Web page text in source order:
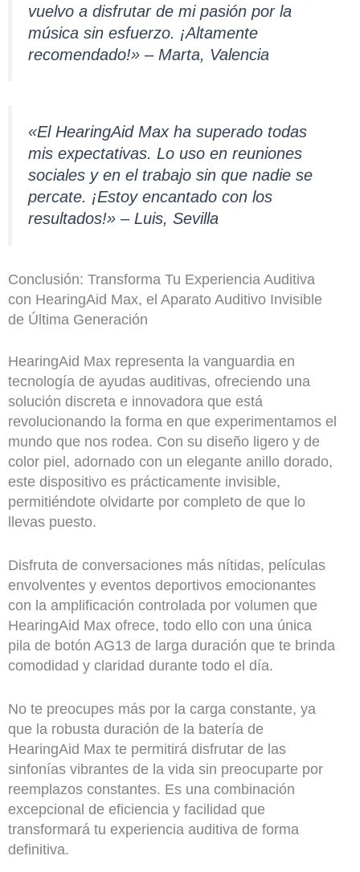
vuelvo a disfrutar de mi pasión por la
música sin esfuerzo. ¡Altamente
recomendado!» – Marta, Valencia
«El HearingAid Max ha superado todas
mis expectativas. Lo uso en reuniones
sociales y en el trabajo sin que nadie se
percate. ¡Estoy encantado con los
resultados!» – Luis, Sevilla
Conclusión: Transforma Tu Experiencia Auditiva
con HearingAid Max, el Aparato Auditivo Invisible
de Última Generación
HearingAid Max representa la vanguardia en
tecnología de ayudas auditivas, ofreciendo una
solución discreta e innovadora que está
revolucionando la forma en que experimentamos el
mundo que nos rodea. Con su diseño ligero y de
color piel, adornado con un elegante anillo dorado,
este dispositivo es prácticamente invisible,
permitiéndote olvidarte por completo de que lo
llevas puesto.
Disfruta de conversaciones más nítidas, películas
envolventes y eventos deportivos emocionantes
con la amplificación controlada por volumen que
HearingAid Max ofrece, todo ello con una única
pila de botón AG13 de larga duración que te brinda
comodidad y claridad durante todo el día.
No te preocupes más por la carga constante, ya
que la robusta duración de la batería de
HearingAid Max te permitirá disfrutar de las
sinfonías vibrantes de la vida sin preocuparte por
reemplazos constantes. Es una combinación
excepcional de eficiencia y facilidad que
transformará tu experiencia auditiva de forma
definitiva.